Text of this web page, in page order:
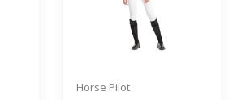
Horse Pilot